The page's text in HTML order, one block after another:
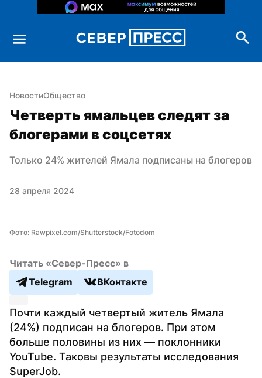
НовостиОбщество
Четверть ямальцев следят за
блогерами в соцсетях
Только 24% жителей Ямала подписаны на блогеров
28 апреля 2024
Фото: Rawpixel.com/Shutterstock/Fotodom
Читать «Север-Пресс» в
Telegram
ВКонтакте
Почти каждый четвертый житель Ямала
(24%) подписан на блогеров. При этом
больше половины из них — поклонники
YouTube. Таковы результаты исследования
SuperJob.